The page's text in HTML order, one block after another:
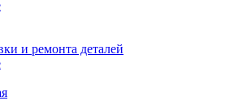
и ремонта деталей